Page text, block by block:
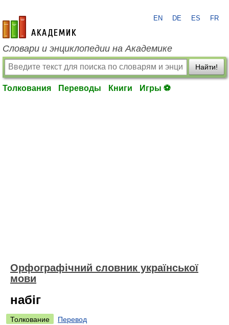
academic.ru
EN DE ES FR
Словари и энциклопедии на Академике
Найти!
Толкования Переводы Книги Игры ⚽
Орфографічний словник української
мови
набіг
Толкование
Перевод